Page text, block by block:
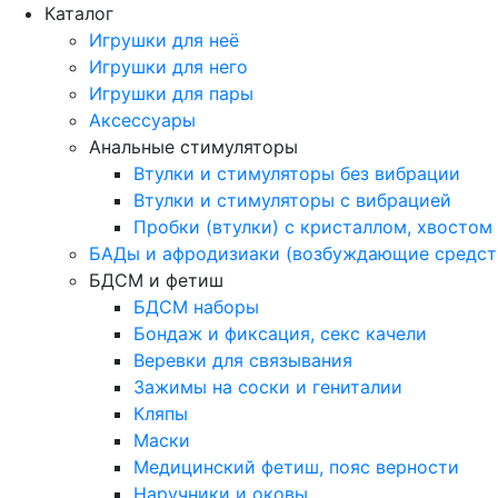
Каталог
Игрушки для неё
Игрушки для него
Игрушки для пары
Аксессуары
Анальные стимуляторы
Втулки и стимуляторы без вибрации
Втулки и стимуляторы с вибрацией
Пробки (втулки) с кристаллом, хвостом
БАДы и афродизиаки (возбуждающие
БДСМ и фетиш
БДСМ наборы
Бондаж и фиксация, секс качели
Веревки для связывания
Зажимы на соски и гениталии
Кляпы
Маски
Медицинский фетиш, пояс верности
Наручники и оковы